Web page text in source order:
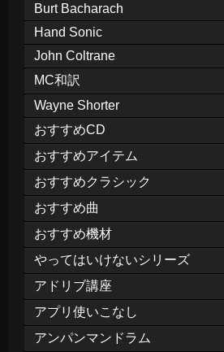
Burt Bacharach
Hand Sonic
John Coltrane
MC和訳
Wayne Shorter
おすすめCD
おすすめアイテム
おすすめクラシック
おすすめ曲
おすすめ機材
やってはいけないシリーズ
アドリブ講座
アプリ使いこなし
アンパンマンドラム